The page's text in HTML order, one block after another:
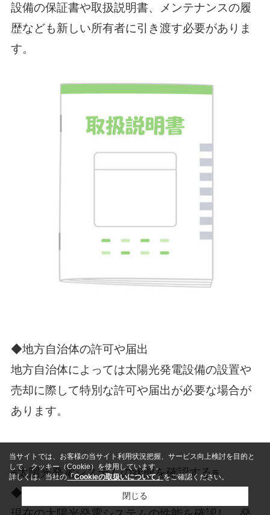
設備の保証書や取扱説明書、メンテナンスの履
歴なども新しい所有者に引き渡す必要がありま
す。
◆地方自治体の許可や届出
地方自治体によっては太陽光発電設備の設置や
売却に際して特別な許可や届出が必要な場合が
あります。
≡太陽光発電システムの状態を確認する≡
◆システムの性能と効率
当サイトでは、お客様の当サイト利用状況把握、サービス向上検討を目的と
して、クッキー（Cookie）を使用しています。
詳しくは、当社の「Cookieの取扱いについて」をご確認ください。
閉じる